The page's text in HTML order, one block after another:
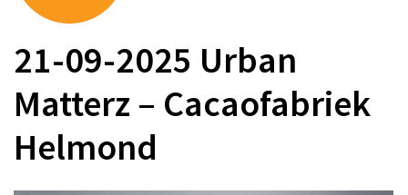
21-09-2025 Urban
Matterz – Cacaofabriek
Helmond